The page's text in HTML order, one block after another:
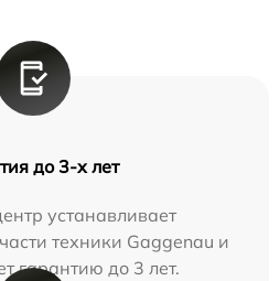
до 3-х лет
устанавливает
техники Gaggenau и
гарантию до 3 лет.